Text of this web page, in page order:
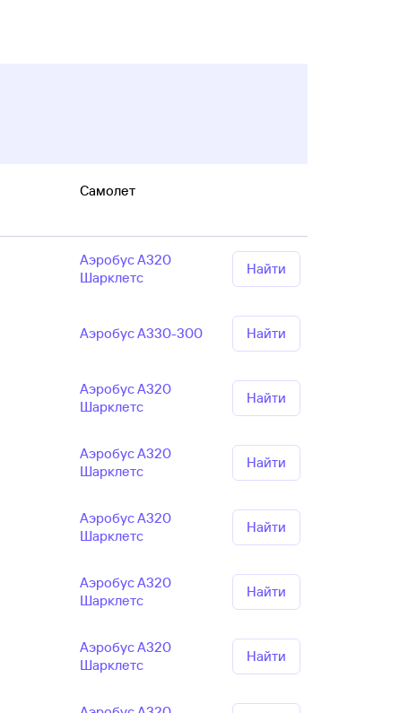
Самолет
Аэробус А320
Шарклетс
Найти
Аэробус А330-300 Найти
Аэробус А320
Шарклетс
Найти
Аэробус А320
Шарклетс
Найти
Аэробус А320
Шарклетс
Найти
Аэробус А320
Шарклетс
Найти
Аэробус А320
Шарклетс
Найти